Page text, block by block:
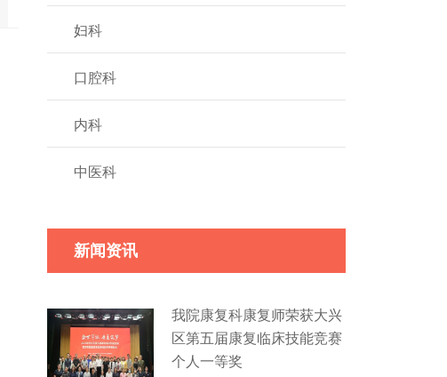
妇科
口腔科
内科
中医科
新闻资讯
我院康复科康复师荣获大兴
区第五届康复临床技能竞赛
个人一等奖